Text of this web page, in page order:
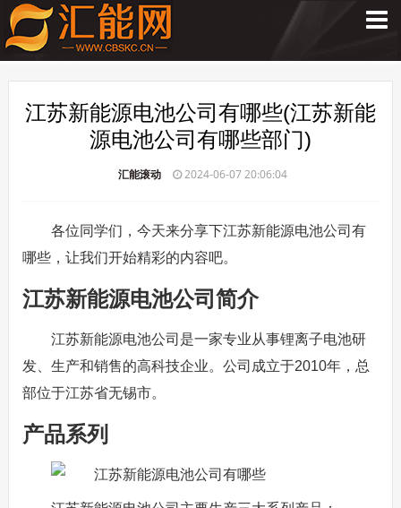
江苏新能源电池公司有哪些(江苏新能
源电池公司有哪些部门)
汇能滚动 2024-06-07 20:06:04
各位同学们，今天来分享下江苏新能源电池公司有
哪些，让我们开始精彩的内容吧。
江苏新能源电池公司简介
江苏新能源电池公司是一家专业从事锂离子电池研
发、生产和销售的高科技企业。公司成立于2010年，总
部位于江苏省无锡市。
产品系列